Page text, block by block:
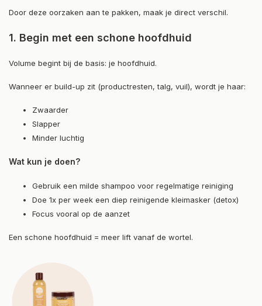
Door deze oorzaken aan te pakken, maak je direct verschil.
1. Begin met een schone hoofdhuid
Volume begint bij de basis: je hoofdhuid.
Wanneer er build-up zit (productresten, talg, vuil), wordt je haar:
Zwaarder
Slapper
Minder luchtig
Wat kun je doen?
Gebruik een milde shampoo voor regelmatige reiniging
Doe 1x per week een diep reinigende kleimasker (detox)
Focus vooral op de aanzet
Een schone hoofdhuid = meer lift vanaf de wortel.